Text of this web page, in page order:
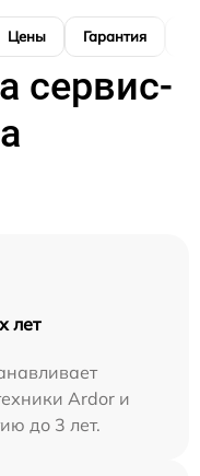
Цены Гарантия
сервис-
лет
Ardor и
до 3 лет.